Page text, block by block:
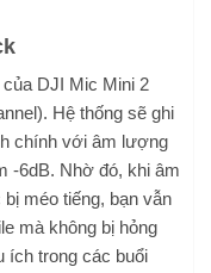
DJI Mic Mini 2
Hệ thống sẽ ghi
chính với âm lượng
-6dB. Nhờ đó, khi âm
méo tiếng, bạn vẫn
mà không bị hỏng
ích trong các buổi